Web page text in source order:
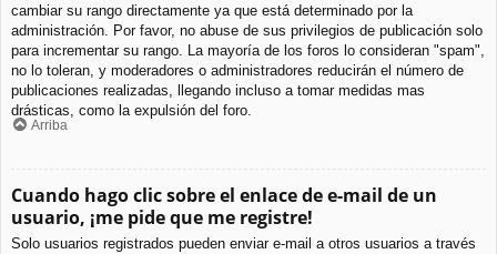
cambiar su rango directamente ya que está determinado por la
administración. Por favor, no abuse de sus privilegios de publicación solo
para incrementar su rango. La mayoría de los foros lo consideran "spam",
no lo toleran, y moderadores o administradores reducirán el número de
publicaciones realizadas, llegando incluso a tomar medidas mas
drásticas, como la expulsión del foro.
Arriba
Cuando hago clic sobre el enlace de e-mail de un
usuario, ¡me pide que me registre!
Solo usuarios registrados pueden enviar e-mail a otros usuarios a través